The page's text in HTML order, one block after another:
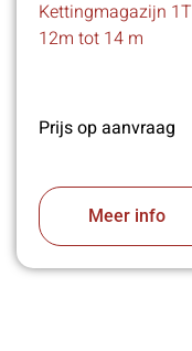
Kettingmagazijn 1T
12m tot 14 m
Prijs op aanvraag
Meer info